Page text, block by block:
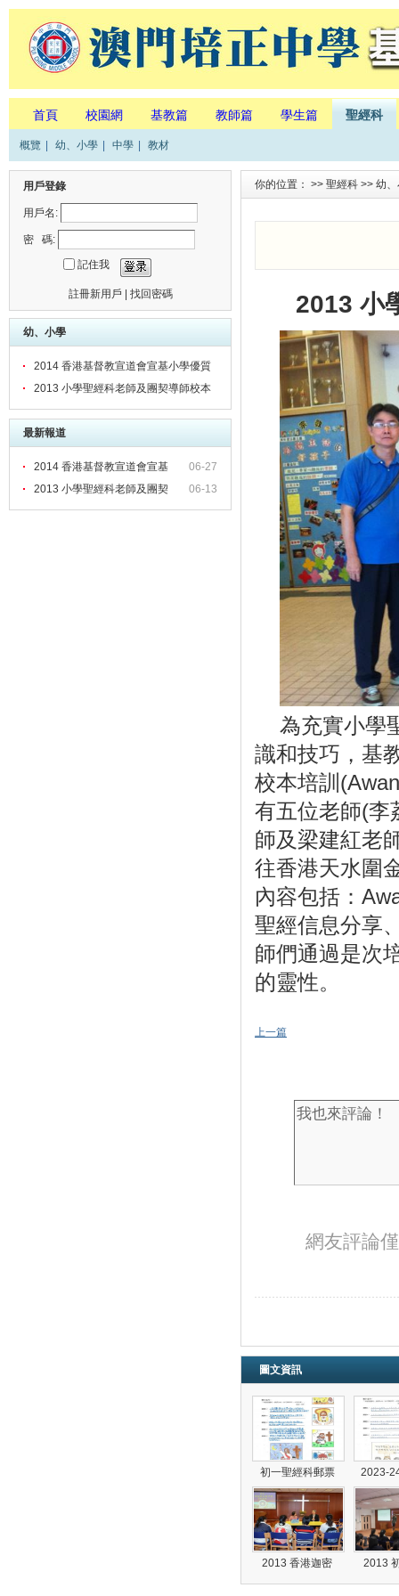
首頁 校園網 基教篇 教師篇 學生篇 聖經科
概覽 幼、小學 中學 教材
用戶登錄
用戶名:
密 碼:
記住我
註冊新用戶 找回密碼
幼、小學
2014 香港基督教宣道會宣基小學優質
基督教生命教育交流學習
2013 小學聖經科老師及團契導師校本
培訓報告
最新報道
06-27
2014 香港基督教宣道會宣基
06-13
2013 小學聖經科老師及團契
你的位置： >> 聖經科 >> 幼
2013 小
為充實小學
識和技巧，基
校本培訓
有五位老師(李
師及梁建紅老
往香港天水圍
內容包括：
聖經信息分享
師們通過是次
的靈性。
上一篇
網友評論
圖文資訊
初一聖經科郵票 2023-
2013 香港迦密 2013